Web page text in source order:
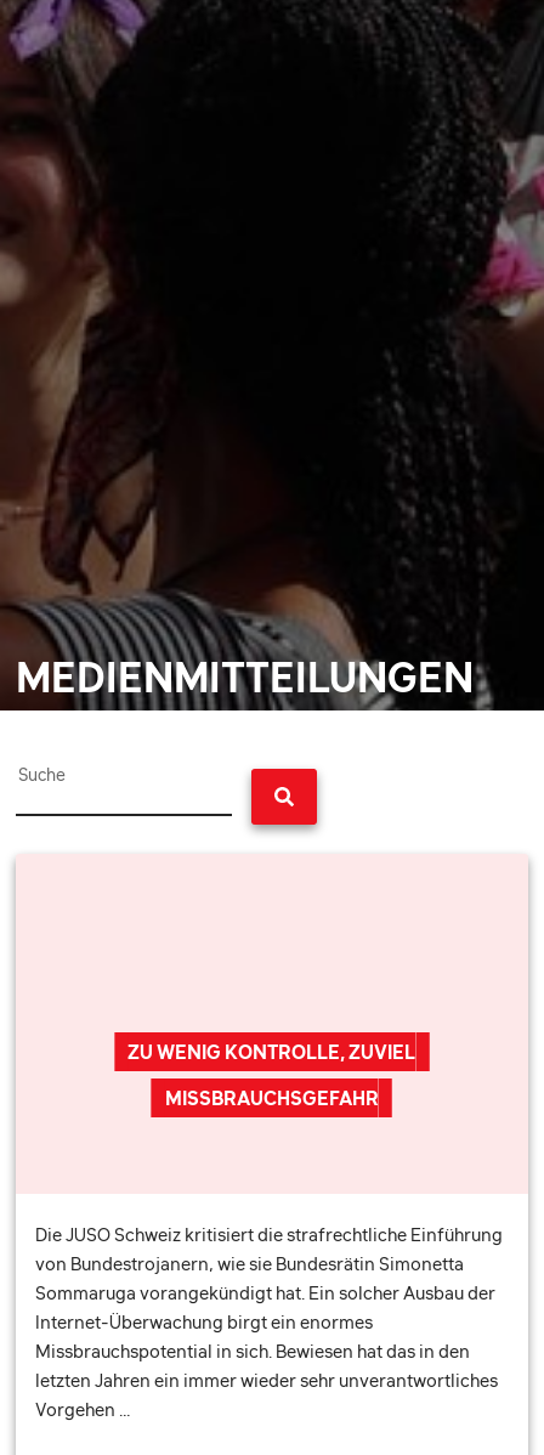
MEDIENMITTEILUNGEN
Suche
ZU WENIG KONTROLLE, ZUVIEL
MISSBRAUCHSGEFAHR
Die JUSO Schweiz kritisiert die strafrechtliche Einführung
von Bundestrojanern, wie sie Bundesrätin Simonetta
Sommaruga vorangekündigt hat. Ein solcher Ausbau der
Internet-Überwachung birgt ein enormes
Missbrauchspotential in sich. Bewiesen hat das in den
letzten Jahren ein immer wieder sehr unverantwortliches
Vorgehen …